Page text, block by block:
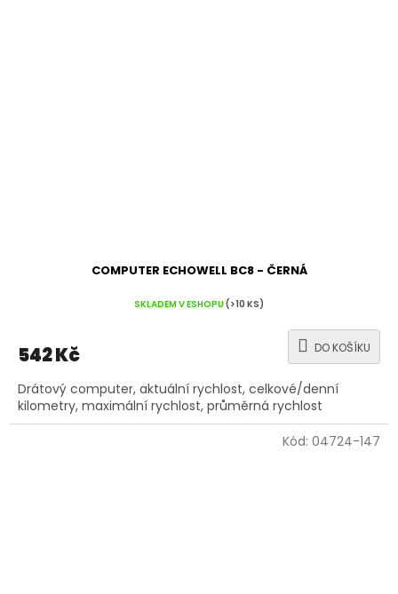
COMPUTER ECHOWELL BC8 - ČERNÁ
SKLADEM V ESHOPU(>10 KS)
542 Kč DO KOŠÍKU
Drátový computer, aktuální rychlost, celkové/denní
kilometry, maximální rychlost, průměrná rychlost
Kód: 04724-147